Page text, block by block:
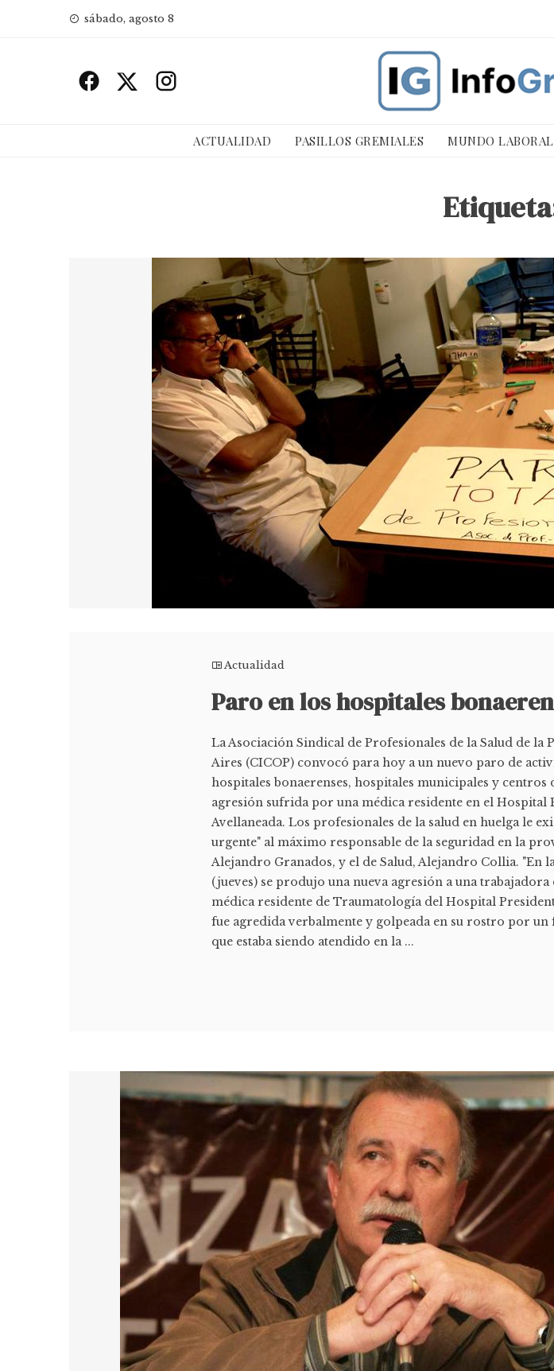
sábado, agosto 8
ACTUALIDAD PASILLOS GREMIALES MUNDO LABORAL
Actualidad
Paro en los hospitales
La Asociación Sindical de Profesionales de la Salud de la
Aires (CICOP) convocó para hoy a un nuevo paro de
hospitales bonaerenses, hospitales municipales y centros
agresión sufrida por una médica residente en el Hospital
Avellaneada. Los profesionales de la salud en huelga le
urgente" al máximo responsable de la seguridad en la
Alejandro Granados, y el de Salud, Alejandro Collia. "En
(jueves) se produjo una nueva agresión a una trabajadora
médica residente de Traumatología del Hospital
fue agredida verbalmente y golpeada en su rostro por
que estaba siendo atendido en la ...